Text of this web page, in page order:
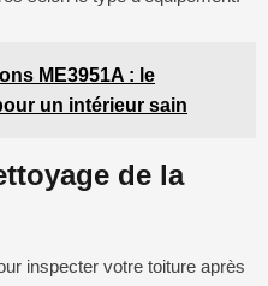
ME3951A : le
un intérieur sain
de la
inspecter votre toiture après